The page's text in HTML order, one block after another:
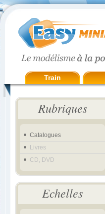
Train
Rubriques
Catalogues
Livres
CD, DVD
Echelles